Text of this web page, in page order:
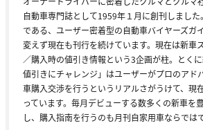
自動車専門誌として1959年１月に創刊しまし
である、ユーザー密着型の自動車バイヤーズガ
変えず現在も刊行を続けています。現在は新車
／購入時の値引き情報という3企画が柱。とく
値引きにチャレンジ」はユーザーがプロのアド
車購入交渉を行うというリアルさがうけて、現
っています。毎月デビューする数多くの新車を
し、購入指南を行うのも月刊自家用車ならではで